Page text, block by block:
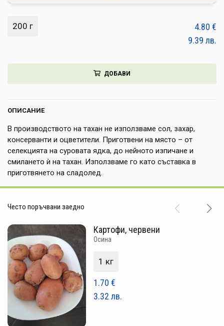
ЗА ГРАДИНАТА
КНИГИ
ДОСТАВКА И ПЛАЩАНЕ
КАЧЕСТВО
УСЛОВИЯ ЗА ПОЛЗВАНЕ
200 г 4.80 €
9.39 лв.
ДОБАВИ
ОПИСАНИЕ
В производството на тахан не използваме сол, захар,
консерванти и оцветители. Приготвени на място – от
селекцията на суровата ядка, до нейното изпичане и
смилането ѝ на тахан. Използваме гo като съставка в
приготвянето на сладолед.
Често поръчвани заедно
Картофи, червени
Осина
1 кг
1.70 €
3.32 лв.